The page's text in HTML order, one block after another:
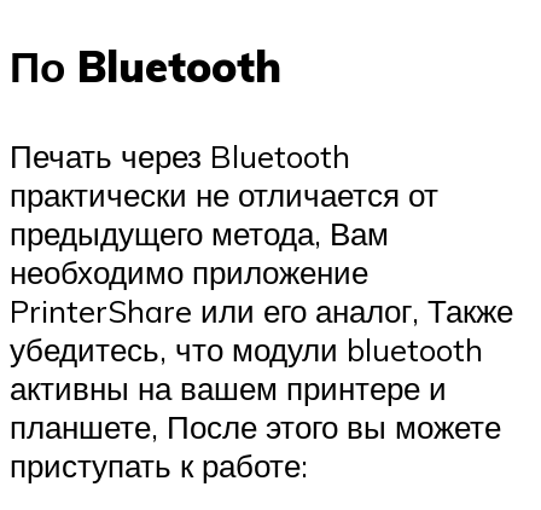
По Bluetooth
Печать через Bluetooth
практически не отличается от
предыдущего метода, Вам
необходимо приложение
PrinterShare или его аналог, Также
убедитесь, что модули bluetooth
активны на вашем принтере и
планшете, После этого вы можете
приступать к работе: